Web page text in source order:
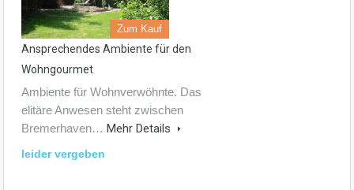
Zum Kauf
Ansprechendes Ambiente für den
Wohngourmet
Ambiente für Wohnverwöhnte. Das
elitäre Anwesen steht zwischen
Bremerhaven… Mehr Details
leider vergeben